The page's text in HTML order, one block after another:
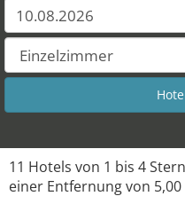
11 Hotels von 1 bis 4
einer Entfernung von 5,00